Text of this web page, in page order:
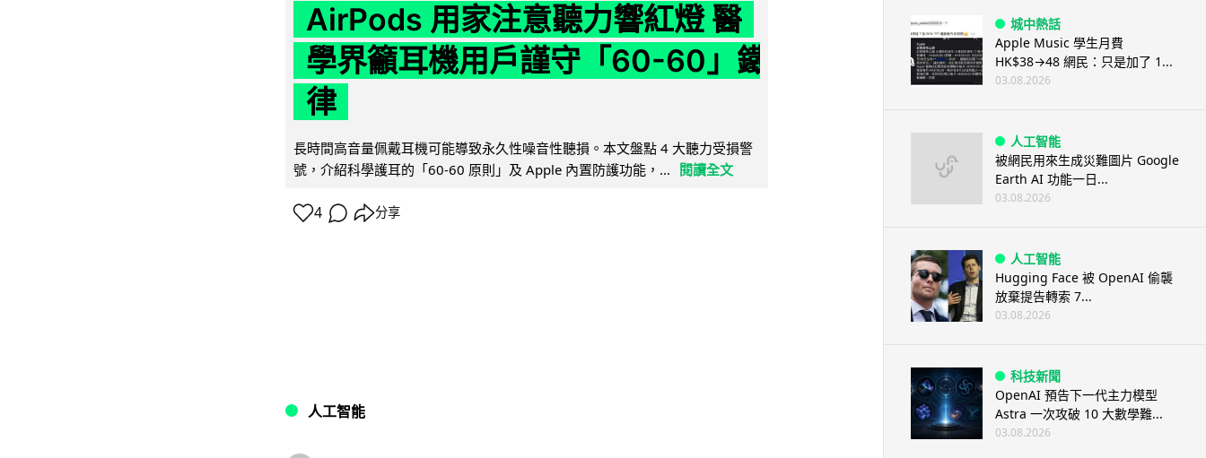
AirPods 用家注意聽力響紅燈 醫
學界籲耳機用戶謹守「60-60」鐵
律
長時間高音量佩戴耳機可能導致永久性噪音性聽損。本文盤點 4 大聽力受損警
號，介紹科學護耳的「60-60 原則」及 Apple 內置防護功能，...
閱讀全文
4 分享
人工智能
城中熱話
Apple Music 學生月費
HK$38→48 網民：只是加了 1...
03.08.2026
人工智能
被網民用來生成災難圖片 Google
Earth AI 功能一日...
03.08.2026
人工智能
Hugging Face 被 OpenAI 偷襲
放棄提告轉索 7...
03.08.2026
科技新聞
OpenAI 預告下一代主力模型
Astra 一次攻破 10 大數學難...
03.08.2026